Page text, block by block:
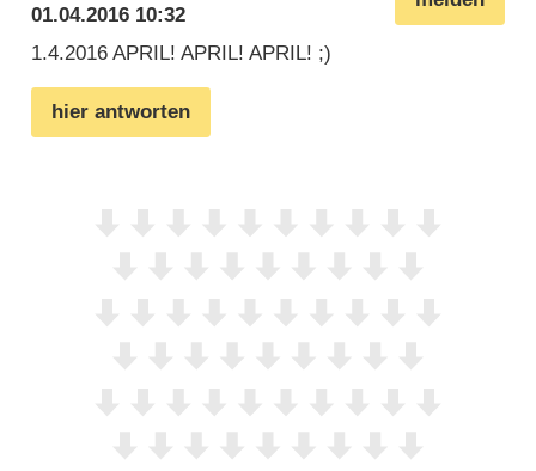
01.04.2016 10:32
1.4.2016 APRIL! APRIL! APRIL! ;)
hier antworten